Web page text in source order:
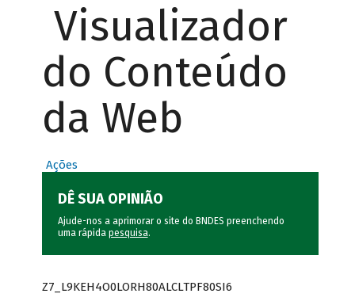
Visualizador
do Conteúdo
da Web
Ações
DÊ SUA OPINIÃO
Ajude-nos a aprimorar o site do BNDES preenchendo
uma rápida pesquisa.
Z7_L9KEH4O0LORH80ALCLTPF80SI6